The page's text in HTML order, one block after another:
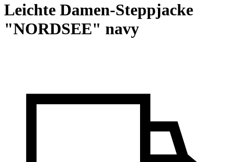
Leichte Damen-Steppjacke
"NORDSEE" navy